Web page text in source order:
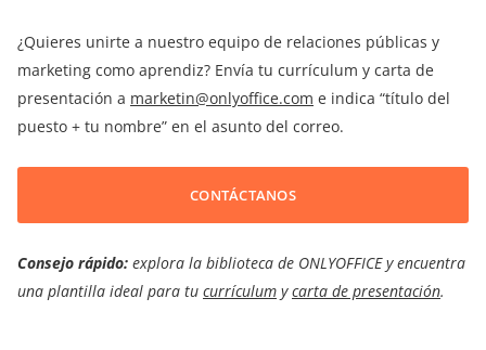
¿Quieres unirte a nuestro equipo de relaciones públicas y
marketing como aprendiz? Envía tu currículum y carta de
presentación a marketin@onlyoffice.com e indica “título del
puesto + tu nombre” en el asunto del correo.
CONTÁCTANOS
Consejo rápido: explora la biblioteca de ONLYOFFICE y encuentra
una plantilla ideal para tu currículum ycarta de presentación.